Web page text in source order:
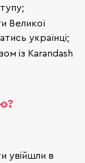
Великої
українці;
із Karandash
увійшли в